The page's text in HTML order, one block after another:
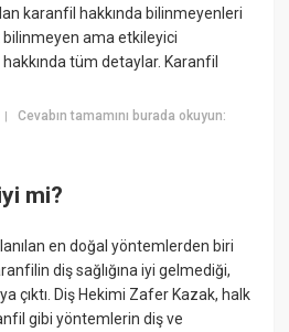
karanfil hakkında bilinmeyenleri
bilinmeyen ama etkileyici
tüm detaylar. Karanfil
|Cevabın tamamını burada okuyun:
mi?
en doğal yöntemlerden biri
diş sağlığına iyi gelmediği,
çıktı. Diş Hekimi Zafer Kazak, halk
gibi yöntemlerin diş ve